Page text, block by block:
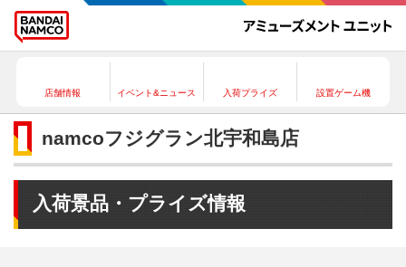
店舗情報 イベント&ニュース 入荷プライズ 設置ゲーム機
namcoフジグラン北宇和島店
入荷景品・プライズ情報